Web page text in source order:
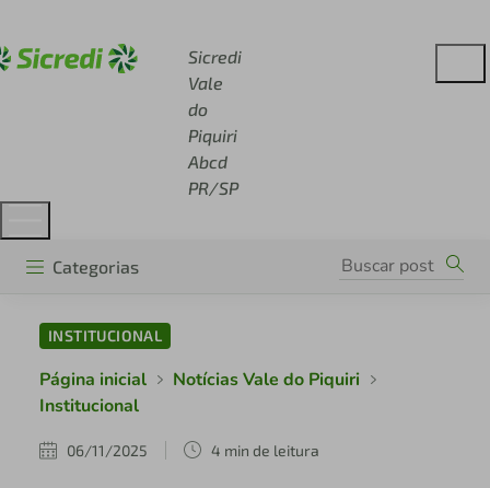
Sicredi
Vale
do
Piquiri
Abcd
PR/SP
Categorias
INSTITUCIONAL
Página inicial
Notícias Vale do Piquiri
Institucional
06/11/2025 4 min de leitura